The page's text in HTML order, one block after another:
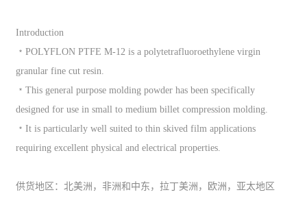
Introduction
﹡POLYFLON PTFE M-12 is a polytetrafluoroethylene virgin
granular fine cut resin.
﹡This general purpose molding powder has been specifically
designed for use in small to medium billet compression molding.
﹡It is particularly well suited to thin skived film applications
requiring excellent physical and electrical properties.
供货地区：北美洲，非洲和中东，拉丁美洲，欧洲，亚太地区